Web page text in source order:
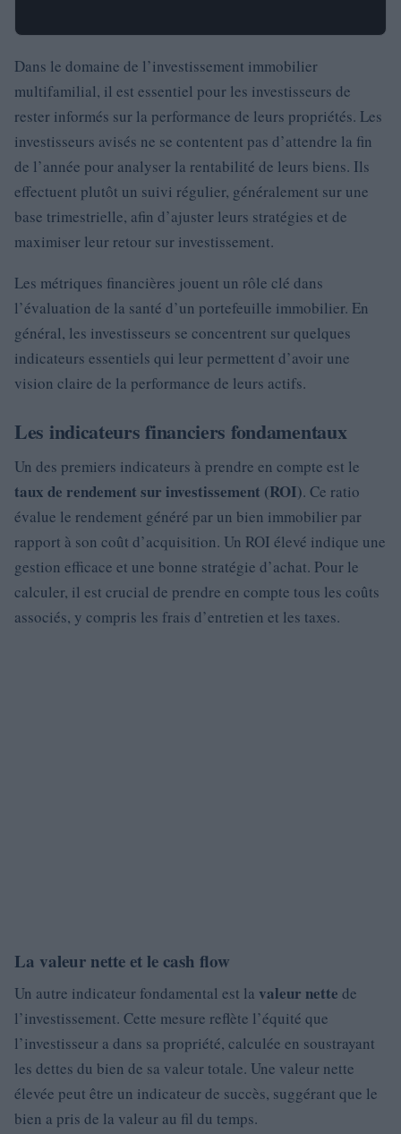
Dans le domaine de l’investissement immobilier
multifamilial, il est essentiel pour les investisseurs de
rester informés sur la performance de leurs propriétés. Les
investisseurs avisés ne se contentent pas d’attendre la fin
de l’année pour analyser la rentabilité de leurs biens. Ils
effectuent plutôt un suivi régulier, généralement sur une
base trimestrielle, afin d’ajuster leurs stratégies et de
maximiser leur retour sur investissement.
Les métriques financières jouent un rôle clé dans
l’évaluation de la santé d’un portefeuille immobilier. En
général, les investisseurs se concentrent sur quelques
indicateurs essentiels qui leur permettent d’avoir une
vision claire de la performance de leurs actifs.
Les indicateurs financiers fondamentaux
Un des premiers indicateurs à prendre en compte est le
taux de rendement sur investissement (ROI). Ce ratio
évalue le rendement généré par un bien immobilier par
rapport à son coût d’acquisition. Un ROI élevé indique une
gestion efficace et une bonne stratégie d’achat. Pour le
calculer, il est crucial de prendre en compte tous les coûts
associés, y compris les frais d’entretien et les taxes.
La valeur nette et le cash flow
Un autre indicateur fondamental est la valeur nette de
l’investissement. Cette mesure reflète l’équité que
l’investisseur a dans sa propriété, calculée en soustrayant
les dettes du bien de sa valeur totale. Une valeur nette
élevée peut être un indicateur de succès, suggérant que le
bien a pris de la valeur au fil du temps.